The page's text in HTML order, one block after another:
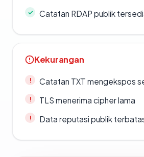
Catatan RDAP publik
Kekurangan
Catatan TXT mengekspos
TLS menerima cipher lama
Data reputasi publik